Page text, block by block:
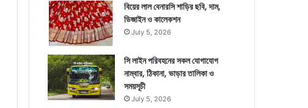
বিয়ের লাল বেনারসি শাড়ির ছবি, দাম,
ডিজাইন ও কালেকশন
July 5, 2026
সি লাইন পরিবহনের সকল যোগাযোগ
নাম্বার, ঠিকানা, ভাড়ার তালিকা ও
সময়সূচী
July 5, 2026